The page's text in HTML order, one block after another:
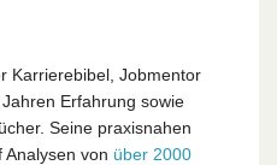
Karrierebibel, Jobmentor
Erfahrung sowie
Seine praxisnahen
Analysen von über 2000